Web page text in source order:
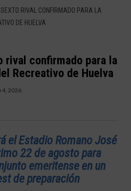
RIVAL CONFIRMADO PARA LA
DE HUELVA
rival confirmado para la
Recreativo de Huelva
4, 2026
el Estadio Romano José
22 de agosto para
emeritense en un
de preparación